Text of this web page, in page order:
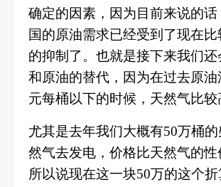
确定的因素，因为目前来说的话
国的原油需求已经受到了现在
的抑制了。也就是接下来我们
和原油的替代，因为在过去原油
元每桶以下的时候，天然气比较
尤其是去年我们大概有50万桶
然气去发电，价格比天然气的性
所以说现在这一块50万的这个